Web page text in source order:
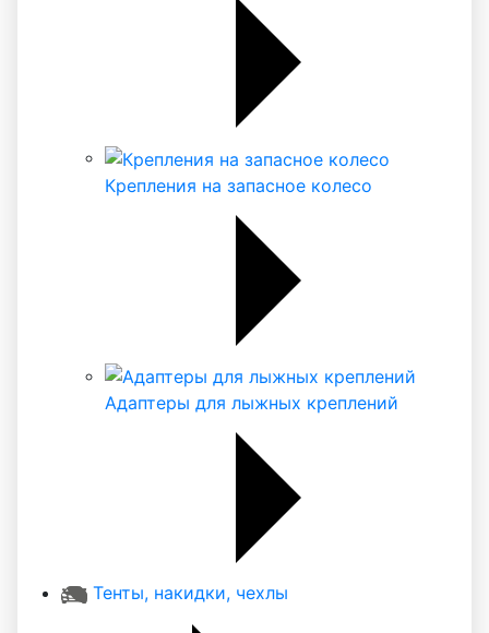
Крепления на запасное колесо
Адаптеры для лыжных креплений
Тенты, накидки, чехлы